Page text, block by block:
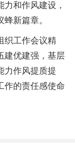
和作风建设，
新篇章。
织工作会议精
建优建强，基层
力作风提质提
作的责任感使命